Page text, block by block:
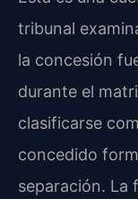
tribunal
la concesión
durante el
clasificarse
concedido
separación. La